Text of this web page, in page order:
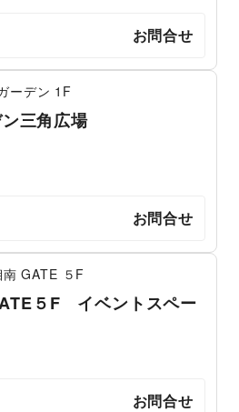
お問合せ
ーデン 1F
三角広場
お問合せ
GATE ５F
５F イベントスペー
お問合せ